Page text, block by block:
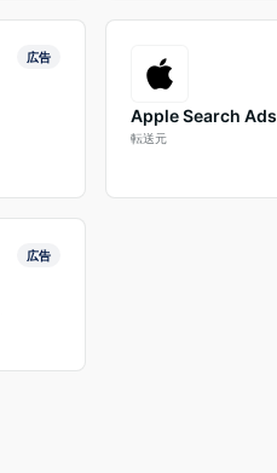
広告
Apple Search Ads
転送元
広告